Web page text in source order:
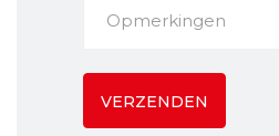
VERZENDEN